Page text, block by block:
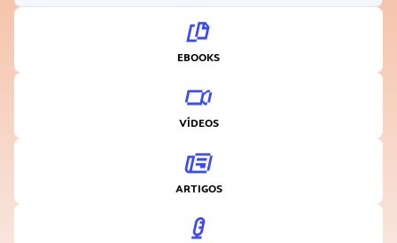
EBOOKS
VÍDEOS
ARTIGOS